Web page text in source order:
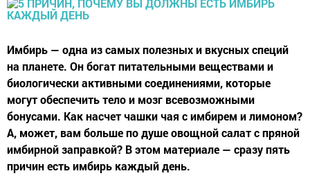
Имбирь — одна из самых полезных и вкусных специй
на планете. Он богат питательными веществами и
биологически активными соединениями, которые
могут обеспечить тело и мозг всевозможными
бонусами. Как насчет чашки чая с имбирем и лимоном?
А, может, вам больше по душе овощной салат с пряной
имбирной заправкой? В этом материале — сразу пять
причин есть имбирь каждый день.